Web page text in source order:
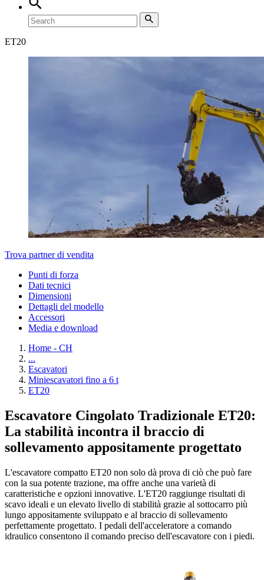
ET20
Trova partner di vendita
Punti di forza
Dati tecnici
Dimensioni
Dettagli del modello
Accessori
Media e download
Home - CH
...
Escavatori
Miniescavatori fino a 6 t
ET20
Escavatore Cingolato Tradizionale ET20:
La stabilità incontra il braccio di
sollevamento appositamente progettato
L'escavatore compatto ET20 non solo dà prova di ciò che può fare
con la sua potente trazione, ma offre anche una varietà di
caratteristiche e opzioni innovative. L'ET20 raggiunge risultati di
scavo ideali e un elevato livello di stabilità grazie al sottocarro più
lungo appositamente sviluppato e al braccio di sollevamento
perfettamente progettato. I pedali dell'acceleratore a comando
idraulico consentono il comando preciso dell'escavatore con i piedi.